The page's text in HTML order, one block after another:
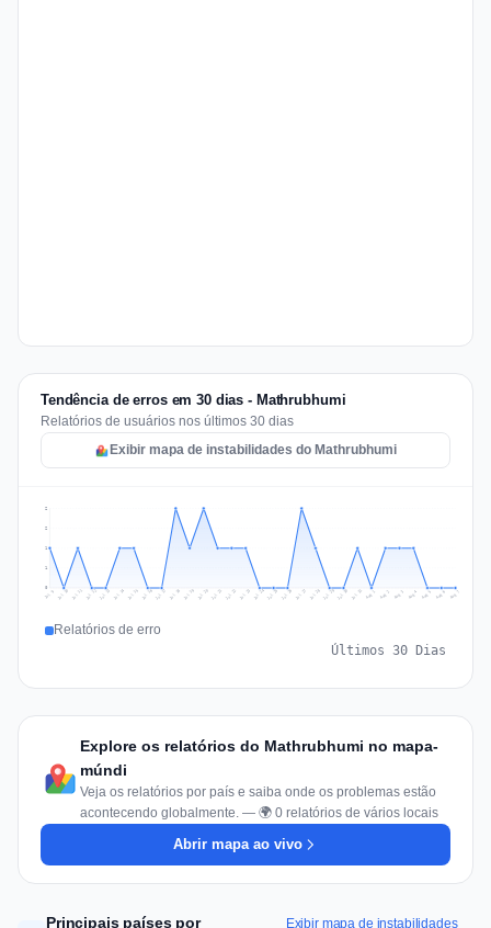
Tendência de erros em 30 dias - Mathrubhumi
Relatórios de usuários nos últimos 30 dias
Exibir mapa de instabilidades do Mathrubhumi
1
1
2
2
Jul 9 Jul 10 Jul 11 Jul 12 Jul 13 Jul 14 Jul 15 Jul 16 Jul 17 Jul 18 Jul 19 Jul 20 Jul 21 Jul 22 Jul 23 Jul 24 Jul 25 Jul 26 Jul 27 Jul 28 Jul 29 Jul 30 Jul 31 Aug 1 Aug 2 Aug 3 Aug 4 Aug 5 Aug 6 Aug 7
Relatórios de erro
Últimos 30 Dias
Explore os relatórios do Mathrubhumi no mapa-
múndi
Veja os relatórios por país e saiba onde os problemas estão
acontecendo globalmente. — 🌍 0 relatórios de vários locais
Abrir mapa ao vivo
Principais países por Exibir mapa de instabilidades